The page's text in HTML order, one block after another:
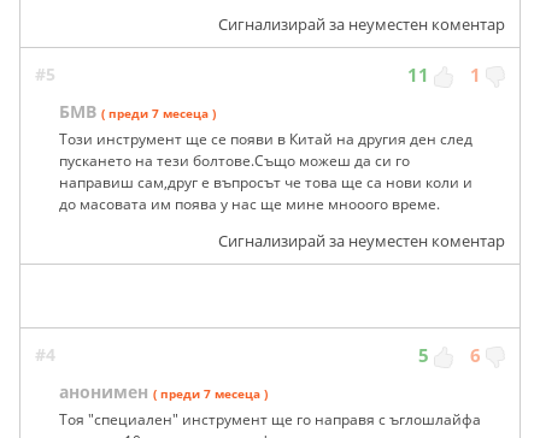
Сигнализирай за неуместен коментар
#5 11 1
БМВ ( преди 7 месеца )
Този инструмент ще се появи в Китай на другия ден след
пускането на тези болтове.Също можеш да си го
направиш сам,друг е въпросът че това ще са нови коли и
до масовата им поява у нас ще мине мнооого време.
Сигнализирай за неуместен коментар
#4 5 6
анонимен ( преди 7 месеца )
Тоя "специален" инструмент ще го направя с ъглошлайфа